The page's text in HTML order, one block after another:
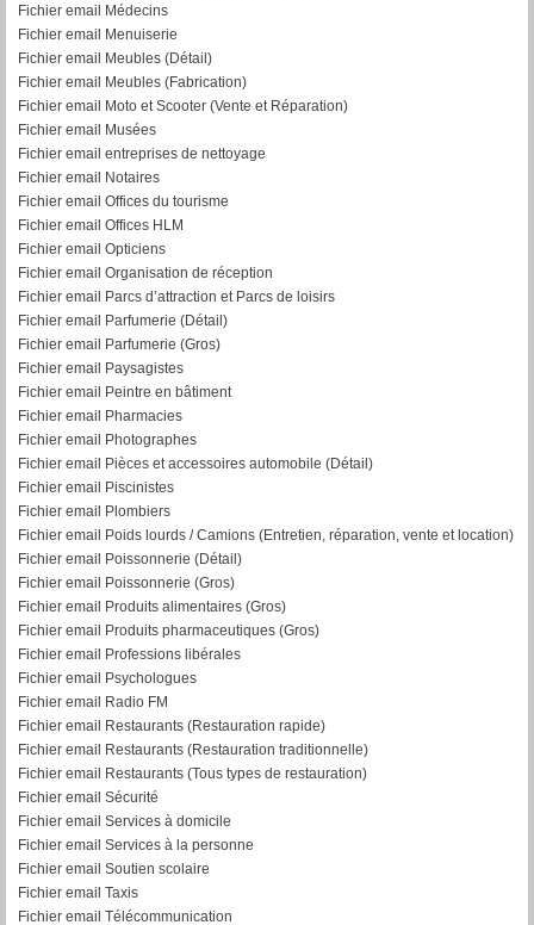
Fichier email Médecins
Fichier email Menuiserie
Fichier email Meubles (Détail)
Fichier email Meubles (Fabrication)
Fichier email Moto et Scooter (Vente et Réparation)
Fichier email Musées
Fichier email entreprises de nettoyage
Fichier email Notaires
Fichier email Offices du tourisme
Fichier email Offices HLM
Fichier email Opticiens
Fichier email Organisation de réception
Fichier email Parcs d’attraction et Parcs de loisirs
Fichier email Parfumerie (Détail)
Fichier email Parfumerie (Gros)
Fichier email Paysagistes
Fichier email Peintre en bâtiment
Fichier email Pharmacies
Fichier email Photographes
Fichier email Pièces et accessoires automobile (Détail)
Fichier email Piscinistes
Fichier email Plombiers
Fichier email Poids lourds / Camions (Entretien, réparation, vente et location)
Fichier email Poissonnerie (Détail)
Fichier email Poissonnerie (Gros)
Fichier email Produits alimentaires (Gros)
Fichier email Produits pharmaceutiques (Gros)
Fichier email Professions libérales
Fichier email Psychologues
Fichier email Radio FM
Fichier email Restaurants (Restauration rapide)
Fichier email Restaurants (Restauration traditionnelle)
Fichier email Restaurants (Tous types de restauration)
Fichier email Sécurité
Fichier email Services à domicile
Fichier email Services à la personne
Fichier email Soutien scolaire
Fichier email Taxis
Fichier email Télécommunication